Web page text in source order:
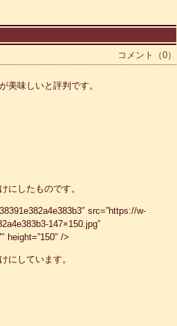
コメント（0）
美味しいと評判です。
にしたものです。
src=”https://w-
147×150.jpg”
height=”150″ />
にしています。